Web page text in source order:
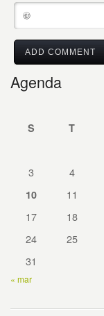
Agenda
S T
3
4
10 11
17
18
24
25
31
« mar